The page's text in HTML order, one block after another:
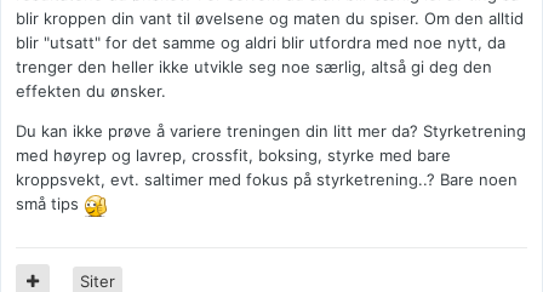
blir kroppen din vant til øvelsene og maten du spiser. Om den alltid
blir "utsatt" for det samme og aldri blir utfordra med noe nytt, da
trenger den heller ikke utvikle seg noe særlig, altså gi deg den
effekten du ønsker.
Du kan ikke prøve å variere treningen din litt mer da? Styrketrening
med høyrep og lavrep, crossfit, boksing, styrke med bare
kroppsvekt, evt. saltimer med fokus på styrketrening..? Bare noen
små tips
Siter